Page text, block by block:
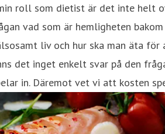
roll som dietist är det inte helt
vad som är hemligheten
liv och hur ska man äta
det inget enkelt svar på den
in. Däremot vet vi att kosten